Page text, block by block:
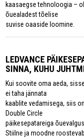
kaasaegse tehnoloogia –
õuealadest tõelise
suvise oaaside loomine.
LEDVANCE
SINNA, KUHU
Kui soovite oma aeda,
ei taha jännata
kaablite vedamisega, siis
Double Circle
päikesepatareiga
Stiilne ja moodne